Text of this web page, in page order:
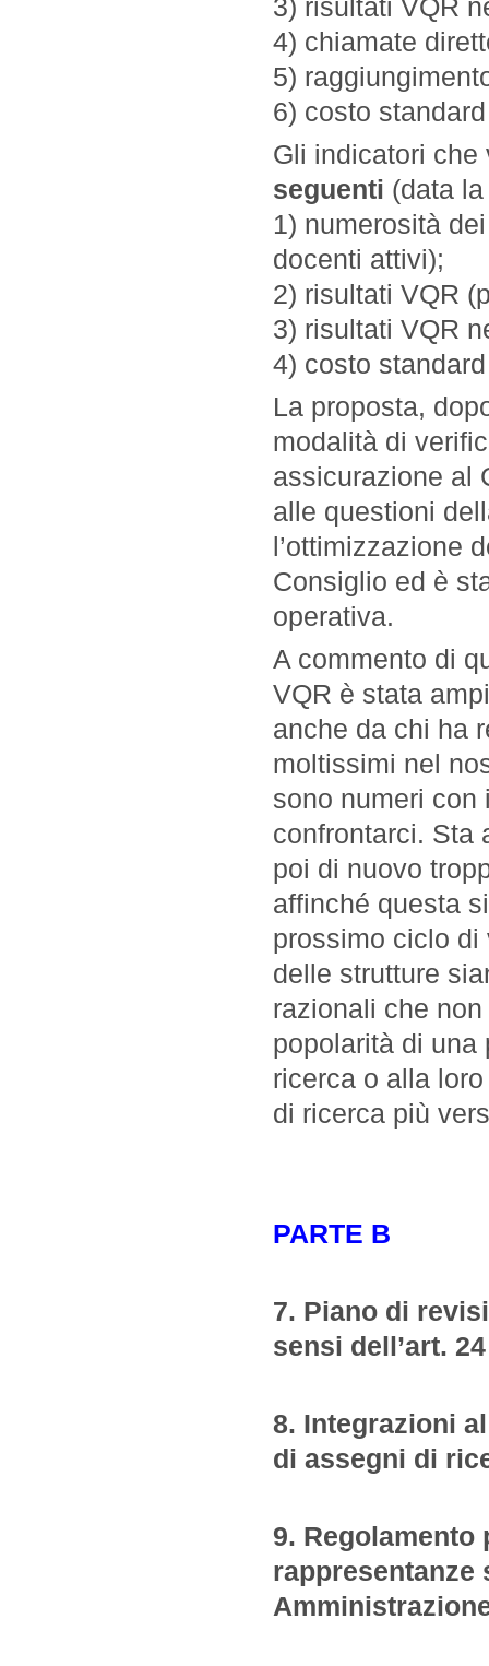
3) risultati VQR
4) chiamate
5)
6) costo
Gli indicatori
seguenti (data
1) numerosità
docenti attivi);
2) risultati VQR
3) risultati VQR
4) costo
La proposta,
modalità di
assicurazione al
alle questioni
l’ottimizzazione
Consiglio ed è
operativa.
A commento di
VQR è stata
anche da chi ha
moltissimi nel
sono numeri
confrontarci. Sta
poi di nuovo
affinché questa
prossimo ciclo
delle strutture
razionali che
popolarità di una
ricerca o alla
di ricerca più
PARTE B
7. Piano di
sensi dell’art.
8. Integrazioni
di assegni di
9.
rappresentanze